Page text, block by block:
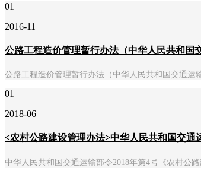
01
2016-11
公路工程造价管理暂行办法（中华人民共和国
公路工程造价管理暂行办法（中华人民共和国交通
01
2018-06
<农村公路建设管理办法>中华人民共和国交通
中华人民共和国交通运输部令2018年第4号《农村公